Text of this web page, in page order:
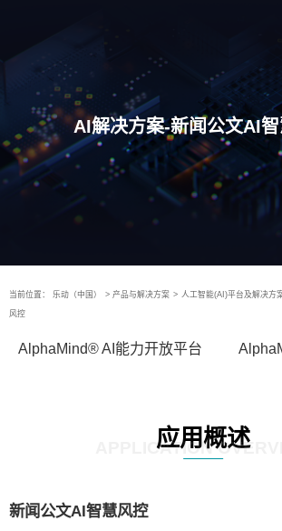
AI解决方案-新闻公文AI
当前位置： 乐动（中国） > 产品与解决方案 > 人工智能(AI)平台及解决方
风控
AlphaMind® AI能力开放平台
应用概述
APPLICATION
新闻公文AI智慧风控